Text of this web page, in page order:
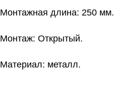
Монтажная длина: 250 мм.
Монтаж: Открытый.
Материал: металл.